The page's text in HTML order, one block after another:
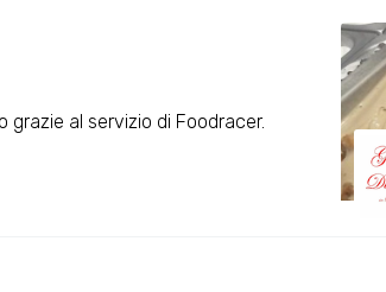
grazie al servizio di Foodracer.